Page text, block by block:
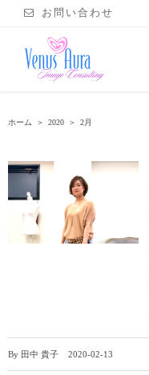
お問い合わせ
ホーム ＞ 2020 ＞ 2月
By 田中 貴子 2020-02-13